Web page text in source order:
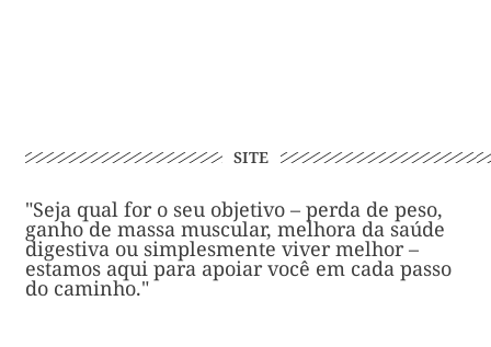
SITE
"Seja qual for o seu objetivo – perda de peso,
ganho de massa muscular, melhora da saúde
digestiva ou simplesmente viver melhor –
estamos aqui para apoiar você em cada passo
do caminho."